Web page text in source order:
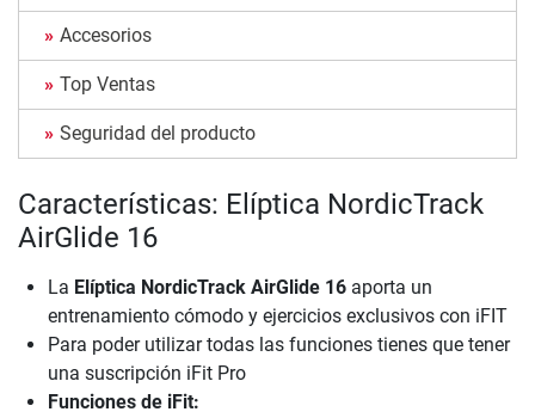
Accesorios
Top Ventas
Seguridad del producto
Características: Elíptica NordicTrack
AirGlide 16
La Elíptica NordicTrack AirGlide 16 aporta un
entrenamiento cómodo y ejercicios exclusivos con iFIT
Para poder utilizar todas las funciones tienes que tener
una suscripción iFit Pro
Funciones de iFit: